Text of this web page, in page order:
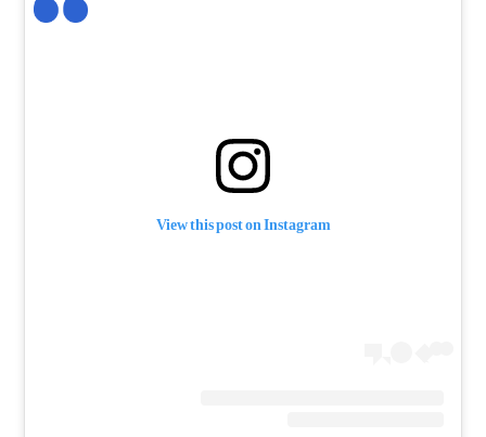
View this post on Instagram